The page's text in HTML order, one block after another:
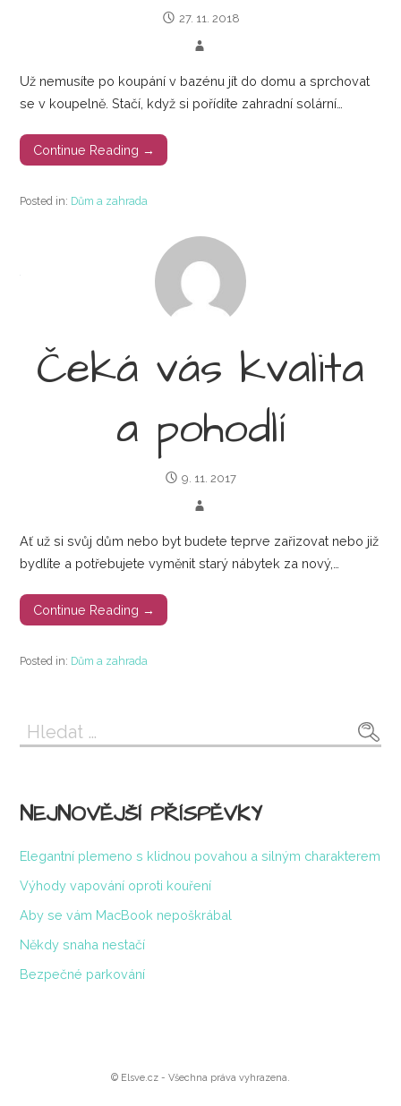
27. 11. 2018
Už nemusíte po koupání v bazénu jít do domu a sprchovat
se v koupelně. Stačí, když si pořídíte zahradní solární…
Continue Reading →
Posted in: Dům a zahrada
Čeká vás kvalita
a pohodlí
9. 11. 2017
Ať už si svůj dům nebo byt budete teprve zařizovat nebo již
bydlíte a potřebujete vyměnit starý nábytek za nový,…
Continue Reading →
Posted in: Dům a zahrada
Vyhledávání
NEJNOVĚJŠÍ PŘÍSPĚVKY
Elegantní plemeno s klidnou povahou a silným charakterem
Výhody vapování oproti kouření
Aby se vám MacBook nepoškrábal
Někdy snaha nestačí
Bezpečné parkování
© Elsve.cz - Všechna práva vyhrazena.